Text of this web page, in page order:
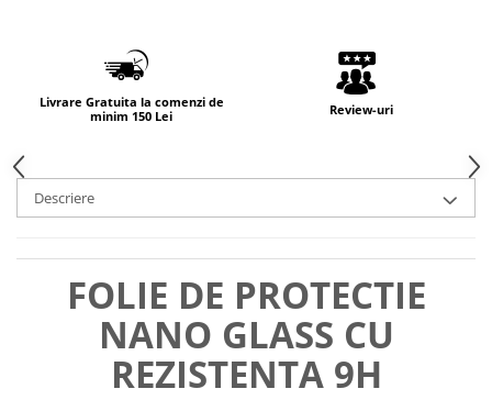
Livrare Gratuita la comenzi de
minim 150 Lei
Review-uri
Descriere
FOLIE DE PROTECTIE
NANO GLASS CU
REZISTENTA 9H